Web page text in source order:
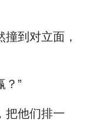
到对立面，
？”
把他们排一